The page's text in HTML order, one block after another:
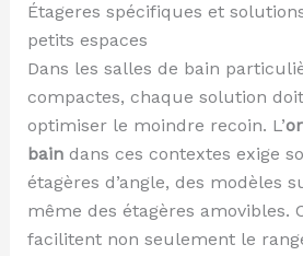
Étageres spécifiques et
petits espaces
Dans les salles de bain
compactes, chaque solution
optimiser le moindre recoin. L’
baindans ces contextes exige
étagères d’angle, des modèles
même des étagères amovibles.
facilitent non seulement le